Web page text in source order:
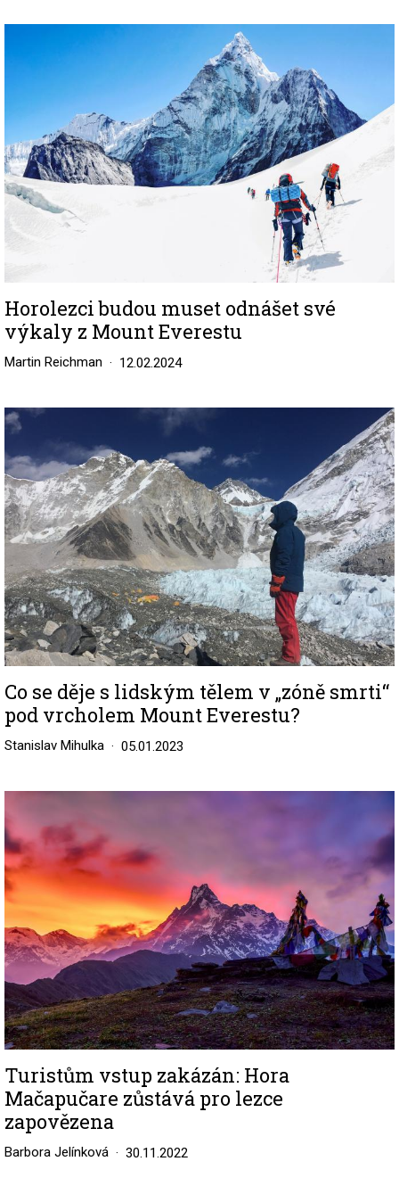
Horolezci budou muset odnášet své
výkaly z Mount Everestu
Martin Reichman 12.02.2024
Image
Co se děje s lidským tělem v „zóně smrti“
pod vrcholem Mount Everestu?
Stanislav Mihulka 05.01.2023
Turistům vstup zakázán: Hora
Mačapučare zůstává pro lezce
zapovězena
Barbora Jelínková 30.11.2022